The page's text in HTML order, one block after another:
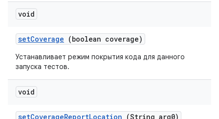
void
setCoverage (boolean coverage)
Устанавливает режим покрытия кода для данного
запуска тестов.
void
setCoverageReportLocation (String arg0)